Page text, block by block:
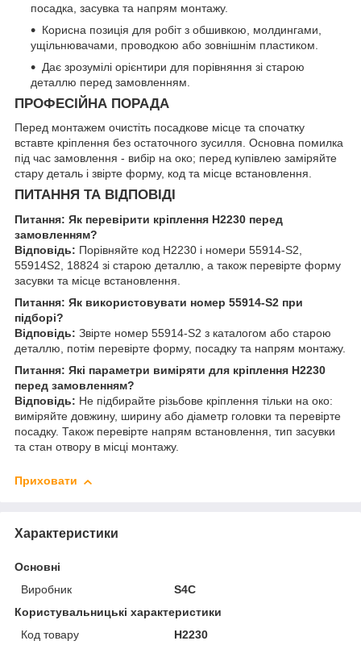
посадка, засувка та напрям монтажу.
Корисна позиція для робіт з обшивкою, молдингами,
ущільнювачами, проводкою або зовнішнім пластиком.
Дає зрозумілі орієнтири для порівняння зі старою
деталлю перед замовленням.
ПРОФЕСІЙНА ПОРАДА
Перед монтажем очистіть посадкове місце та спочатку
вставте кріплення без остаточного зусилля. Основна помилка
під час замовлення - вибір на око; перед купівлею заміряйте
стару деталь і звірте форму, код та місце встановлення.
ПИТАННЯ ТА ВІДПОВІДІ
Питання: Як перевірити кріплення H2230 перед
замовленням?
Відповідь: Порівняйте код H2230 і номери 55914-S2,
55914S2, 18824 зі старою деталлю, а також перевірте форму
засувки та місце встановлення.
Питання: Як використовувати номер 55914-S2 при
підборі?
Відповідь: Звірте номер 55914-S2 з каталогом або старою
деталлю, потім перевірте форму, посадку та напрям монтажу.
Питання: Які параметри виміряти для кріплення H2230
перед замовленням?
Відповідь: Не підбирайте різьбове кріплення тільки на око:
виміряйте довжину, ширину або діаметр головки та перевірте
посадку. Також перевірте напрям встановлення, тип засувки
та стан отвору в місці монтажу.
Приховати
Характеристики
Основні
Виробник
S4C
Користувальницькі характеристики
Код товару
H2230